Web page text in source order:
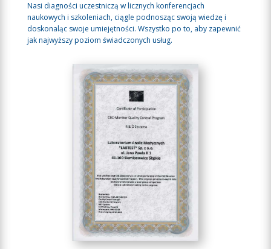
Nasi diagności uczestniczą w licznych konferencjach
naukowych i szkoleniach, ciągle podnosząc swoją wiedzę i
doskonaląc swoje umiejętności. Wszystko po to, aby zapewnić
jak najwyższy poziom świadczonych usług.